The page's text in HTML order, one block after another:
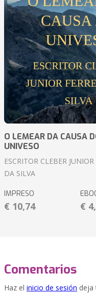
O LEMEAR DA CAUSA
UNIVESO
ESCRITOR CLEBER JUNIOR
DA SILVA
IMPRESO
€ 10,74 €
Comentarios
Haz el inicio de sesión deja